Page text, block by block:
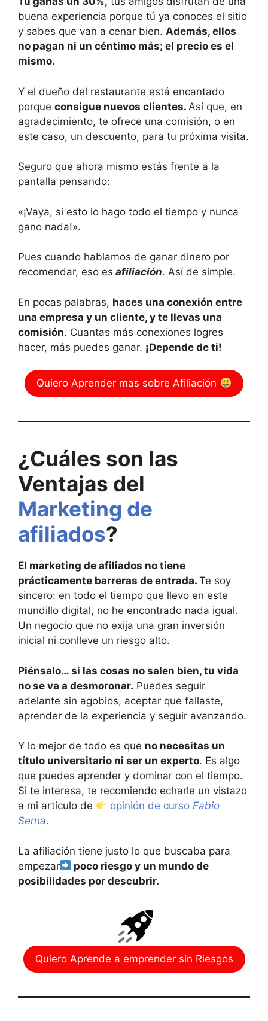
buena experiencia porque tú ya conoces el sitio
y sabes que van a cenar bien. Además, ellos
no pagan ni un céntimo más; el precio es el
mismo.
Y el dueño del restaurante está encantado
porque consigue nuevos clientes. Así que, en
agradecimiento, te ofrece una comisión, o en
este caso, un descuento, para tu próxima visita.
Seguro que ahora mismo estás frente a la
pantalla pensando:
«¡Vaya, si esto lo hago todo el tiempo y nunca
gano nada!».
Pues cuando hablamos de ganar dinero por
recomendar, eso es afiliación. Así de simple.
En pocas palabras, haces una conexión entre
una empresa y un cliente, y te llevas una
comisión. Cuantas más conexiones logres
hacer, más puedes ganar. ¡Depende de ti!
Quiero Aprender mas sobre Afiliación
¿Cuáles son las
Ventajas del
Marketing de
afiliados?
El marketing de afiliados no tiene
prácticamente barreras de entrada. Te soy
sincero: en todo el tiempo que llevo en este
mundillo digital, no he encontrado nada igual.
Un negocio que no exija una gran inversión
inicial ni conlleve un riesgo alto.
Piénsalo… si las cosas no salen bien, tu vida
no se va a desmoronar. Puedes seguir
adelante sin agobios, aceptar que fallaste,
aprender de la experiencia y seguir avanzando.
Y lo mejor de todo es que no necesitas un
título universitario ni ser un experto. Es algo
que puedes aprender y dominar con el tiempo.
Si te interesa, te recomiendo echarle un vistazo
a mi artículo de
opinión de cursoFabio
Serna.
La afiliación tiene justo lo que buscaba para
empezar
poco riesgo y un mundo de
posibilidades por descubrir.
Quiero Aprende a emprender sin Riesgos